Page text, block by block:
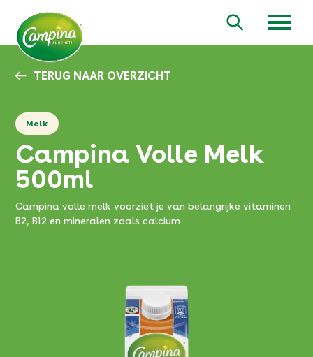
naar
gaan
Zoeken
TERUG NAAR OVERZICHT
Melk
Campina Volle Melk
500ml
Campina volle melk voorziet je van belangrijke vitaminen
B2, B12 en mineralen zoals calcium